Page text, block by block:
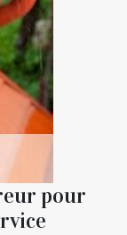
pour